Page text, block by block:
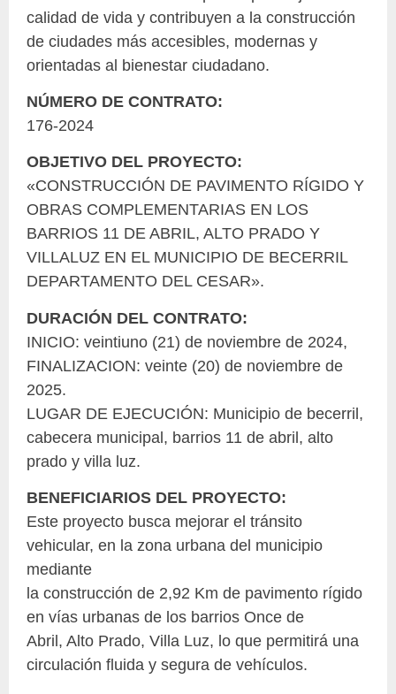
calidad de vida y contribuyen a la construcción
de ciudades más accesibles, modernas y
orientadas al bienestar ciudadano.
NÚMERO DE CONTRATO:
176-2024
OBJETIVO DEL PROYECTO:
«CONSTRUCCIÓN DE PAVIMENTO RÍGIDO Y
OBRAS COMPLEMENTARIAS EN LOS
BARRIOS 11 DE ABRIL, ALTO PRADO Y
VILLALUZ EN EL MUNICIPIO DE BECERRIL
DEPARTAMENTO DEL CESAR».
DURACIÓN DEL CONTRATO:
INICIO: veintiuno (21) de noviembre de 2024,
FINALIZACION: veinte (20) de noviembre de
2025.
LUGAR DE EJECUCIÓN: Municipio de becerril,
cabecera municipal, barrios 11 de abril, alto
prado y villa luz.
BENEFICIARIOS DEL PROYECTO:
Este proyecto busca mejorar el tránsito
vehicular, en la zona urbana del municipio
mediante
la construcción de 2,92 Km de pavimento rígido
en vías urbanas de los barrios Once de
Abril, Alto Prado, Villa Luz, lo que permitirá una
circulación fluida y segura de vehículos.